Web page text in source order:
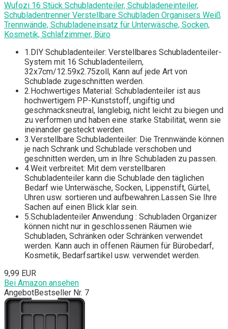
Wufozi 16 Stück Schubladenteiler, Schubladeneinteiler,
Schubladentrenner Verstellbare Schubladen Organisers Weiß
Trennwände, Schubladeneinsatz für Unterwäsche, Socken,
Kosmetik, Schlafzimmer, Büro
1.DIY Schubladenteiler: Verstellbares Schubladenteiler-
System mit 16 Schubladenteilern,
32x7cm/12.59x2.75zoll, Kann auf jede Art von
Schublade zugeschnitten werden.
2.Hochwertiges Material: Schubladenteiler ist aus
hochwertigem PP-Kunststoff, ungiftig und
geschmacksneutral, langlebig, nicht leicht zu biegen und
zu verformen und haben eine starke Stabilität, wenn sie
ineinander gesteckt werden.
3.Verstellbare Schubladenteiler: Die Trennwände können
je nach Schrank und Schublade verschoben und
geschnitten werden, um in Ihre Schubladen zu passen.
4.Weit verbreitet: Mit dem verstellbaren
Schubladenteiler kann die Schublade den täglichen
Bedarf wie Unterwäsche, Socken, Lippenstift, Gürtel,
Uhren usw. sortieren und aufbewahren.Lassen Sie Ihre
Sachen auf einen Blick klar sein.
5.Schubladenteiler Anwendung : Schubladen Organizer
können nicht nur in geschlossenen Räumen wie
Schubladen, Schränken oder Schränken verwendet
werden. Kann auch in offenen Räumen für Bürobedarf,
Kosmetik, Bedarfsartikel usw. verwendet werden.
9,99 EUR
Bei Amazon ansehen
AngebotBestseller Nr. 7